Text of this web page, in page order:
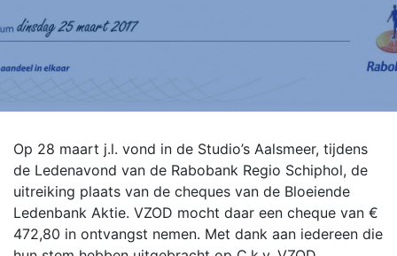
Op 28 maart j.l. vond in de Studio’s Aalsmeer, tijdens
de Ledenavond van de Rabobank Regio Schiphol, de
uitreiking plaats van de cheques van de Bloeiende
Ledenbank Aktie. VZOD mocht daar een cheque van €
472,80 in ontvangst nemen. Met dank aan iedereen die